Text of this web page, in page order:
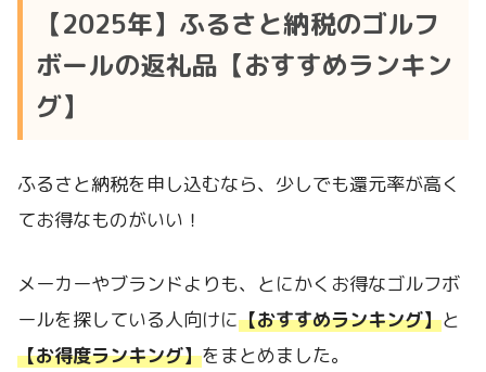
【2025年】ふるさと納税のゴルフ
ボールの返礼品【おすすめランキン
グ】
ふるさと納税を申し込むなら、少しでも還元率が高く
てお得なものがいい！
メーカーやブランドよりも、とにかくお得なゴルフボ
ールを探している人向けに【おすすめランキング】と
【お得度ランキング】をまとめました。